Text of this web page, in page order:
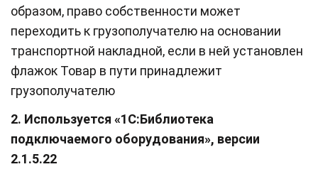
образом, право собственности может
переходить к грузополучателю на основании
транспортной накладной, если в ней установлен
флажок Товар в пути принадлежит
грузополучателю
2. Используется «1С:Библиотека
подключаемого оборудования», версии
2.1.5.22